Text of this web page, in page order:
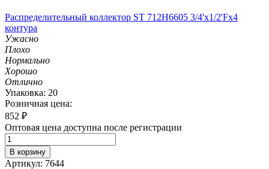
Распределительный коллектор ST 712H6605 3/4'х1/2'Fх4
контура
Ужасно
Плохо
Нормально
Хорошо
Отлично
Упаковка: 20
Розничная цена:
852 ₽
Оптовая цена доступна после регистрации
В корзину
Артикул: 7644